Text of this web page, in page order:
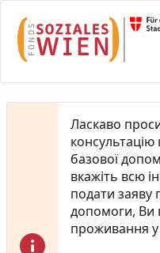
Ласкаво
базової
вкажіть всю
подати заяву
допомоги, Ви
проживання у